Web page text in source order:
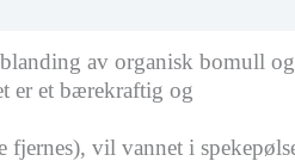
av organisk bomull og
er et bærekraftig og
fjernes), vil vannet i